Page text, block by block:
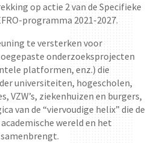
op actie 2 van de Specifieke
programma 2021-2027.
te versterken voor
onderzoeksprojecten
platformen, enz.) die
universiteiten, hogescholen,
VZW’s, ziekenhuizen en burgers,
van de “viervoudige helix” die de
wereld en het